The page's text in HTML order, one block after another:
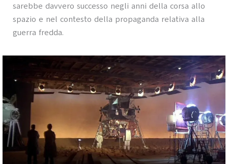
sarebbe davvero successo negli anni della corsa allo
spazio e nel contesto della propaganda relativa alla
guerra fredda.